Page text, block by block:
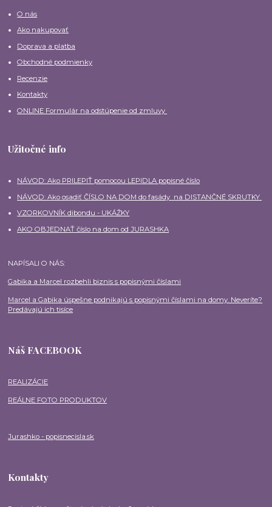
O nás
Ako nakupovať
Doprava a platba
Obchodné podmienky
Recenzie
Kontakty
ONLINE Formulár na odstúpenie od zmluvy
Užitočné info
NÁVOD: Ako PRILEPIŤ pomocou LEPIDLA popisné číslo
NÁVOD: Ako osadiť ČÍSLO NA DOM do fasády na DISTANČNÉ SKRUTKY
VZORKOVNÍK dibondu - UKÁŽKY
AKO OBJEDNAŤ číslo na dom od JURASHKA
NAPÍSALI O NÁS:
Gabika a Marcel rozbehli biznis s popisnými číslami
Marcel a Gabika úspešne podnikajú s popisnými číslami na domy. Neveríte?
Predávajú ich tisíce
Náš FACEBOOK
REALIZÁCIE
REÁLNE FOTO PRODUKTOV
Jurashko - popisnecisla.sk
Kontakty